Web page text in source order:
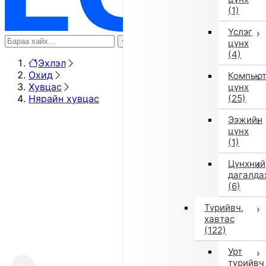
(1)
Үслэг
цүнх
(4)
цүнх
(25)
Ээжийн
цүнх
(1)
Цүнхний
(6)
Түрийвч,
хавтас
(122)
Урт
түрийвч
Эхлэл
Охид
Хувцас
Нярайн хувцас